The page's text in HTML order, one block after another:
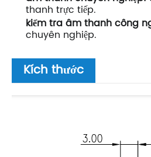
thanh trực tiếp.
kiểm tra âm thanh công
chuyên nghiệp.
Kích thước